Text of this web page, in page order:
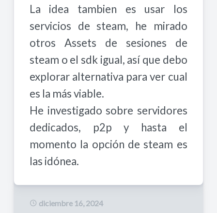
La idea tambien es usar los
servicios de steam, he mirado
otros Assets de sesiones de
steam o el sdk igual, así que debo
explorar alternativa para ver cual
es la más viable.
He investigado sobre servidores
dedicados, p2p y hasta el
momento la opción de steam es
las idónea.
diciembre 16, 2024